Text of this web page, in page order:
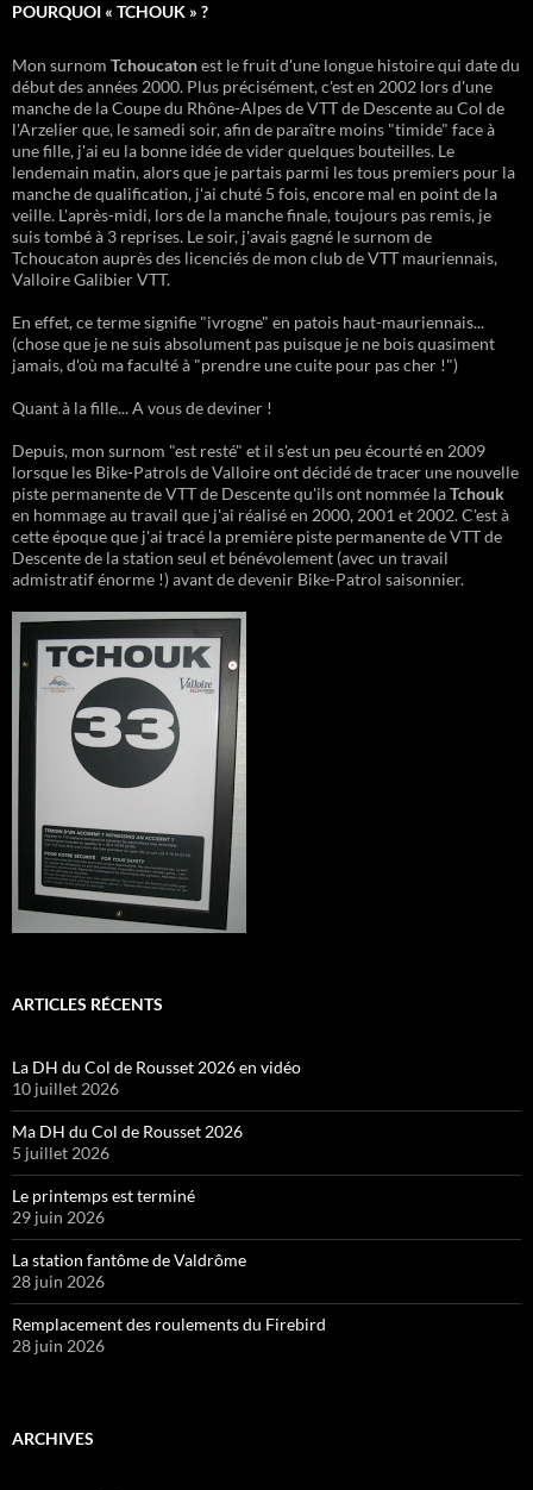
POURQUOI « TCHOUK » ?
Mon surnom Tchoucatonest le fruit d'une longue histoire qui date du
début des années 2000. Plus précisément, c'est en 2002 lors d'une
manche de la Coupe du Rhône-Alpes de VTT de Descente au Col de
l'Arzelier que, le samedi soir, afin de paraître moins "timide" face à
une fille, j'ai eu la bonne idée de vider quelques bouteilles. Le
lendemain matin, alors que je partais parmi les tous premiers pour la
manche de qualification, j'ai chuté 5 fois, encore mal en point de la
veille. L'après-midi, lors de la manche finale, toujours pas remis, je
suis tombé à 3 reprises. Le soir, j'avais gagné le surnom de
Tchoucaton auprès des licenciés de mon club de VTT mauriennais,
Valloire Galibier VTT.
En effet, ce terme signifie "ivrogne" en patois haut-mauriennais...
(chose que je ne suis absolument pas puisque je ne bois quasiment
jamais, d'où ma faculté à "prendre une cuite pour pas cher !")
Quant à la fille... A vous de deviner !
Depuis, mon surnom "est resté" et il s'est un peu écourté en 2009
lorsque les Bike-Patrols de Valloire ont décidé de tracer une nouvelle
piste permanente de VTT de Descente qu'ils ont nommée laTchouk
en hommage au travail que j'ai réalisé en 2000, 2001 et 2002. C'est à
cette époque que j'ai tracé la première piste permanente de VTT de
Descente de la station seul et bénévolement (avec un travail
admistratif énorme !) avant de devenir Bike-Patrol saisonnier.
ARTICLES RÉCENTS
La DH du Col de Rousset 2026 en vidéo
10 juillet 2026
Ma DH du Col de Rousset 2026
5 juillet 2026
Le printemps est terminé
29 juin 2026
La station fantôme de Valdrôme
28 juin 2026
Remplacement des roulements du Firebird
28 juin 2026
ARCHIVES